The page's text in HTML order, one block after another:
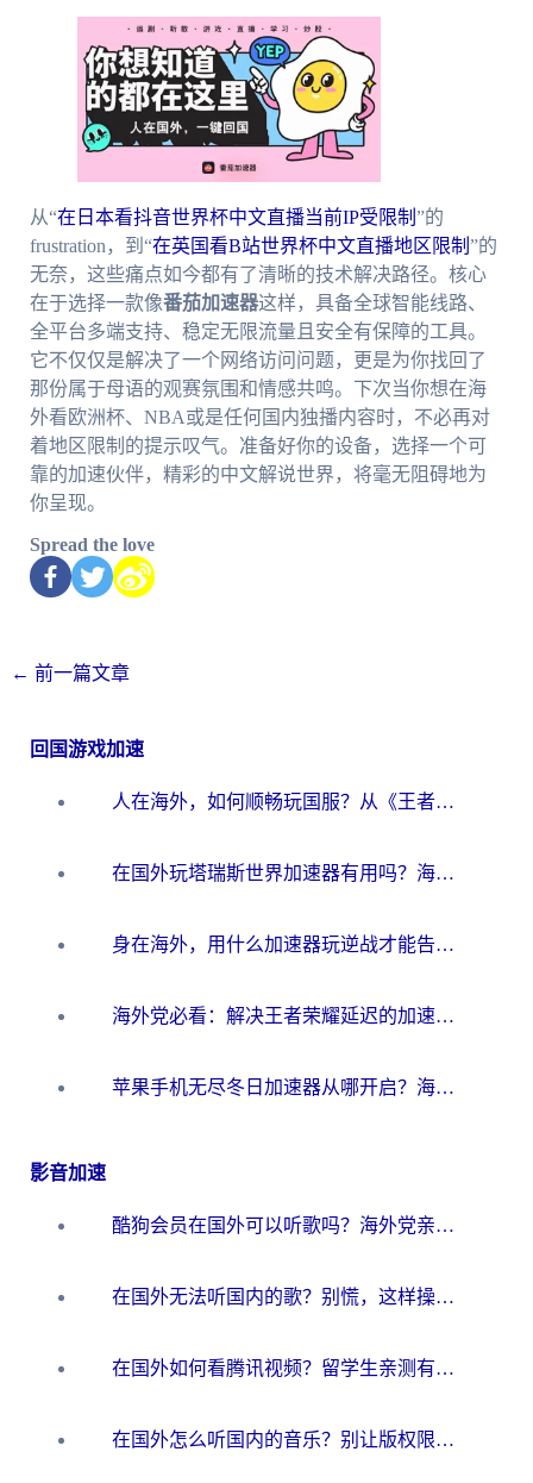
从“在日本看抖音世界杯中文直播当前IP受限制 ”的
frustration，到“在英国看B站世界杯中文直播地区限制 ”的
无奈，这些痛点如今都有了清晰的技术解决路径。核心
在于选择一款像番茄加速器这样，具备全球智能线路、
全平台多端支持、稳定无限流量且安全有保障的工具。
它不仅仅是解决了一个网络访问问题，更是为你找回了
那份属于母语的观赛氛围和情感共鸣。下次当你想在海
外看欧洲杯、NBA或是任何国内独播内容时，不必再对
着地区限制的提示叹气。准备好你的设备，选择一个可
靠的加速伙伴，精彩的中文解说世界，将毫无阻碍地为
你呈现。
Spread the love
← 前一篇文章
回国游戏加速
人在海外，如何顺畅玩国服？从《王者荣耀》到《云图计划》的加速器终极指南
在国外玩塔瑞斯世界加速器有用吗？海外玩家亲测后的真实答案
身在海外，用什么加速器玩逆战才能告别延迟？
海外党必看：解决王者荣耀延迟的加速器终极指南——从EVE到猫和老鼠，一个工具全搞定
苹果手机无尽冬日加速器从哪开启？海外玩家的冬日生存指南
影音加速
酷狗会员在国外可以听歌吗？海外党亲测有效：3步解决音乐权限难题
在国外无法听国内的歌？别慌，这样操作就能畅听QQ音乐（附亲测加速器推荐）
在国外如何看腾讯视频？留学生亲测有效的回国加速方案
在国外怎么听国内的音乐？别让版权限制断了你的华语歌单